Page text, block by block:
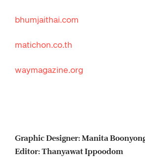
bhumjaithai.com
matichon.co.th
waymagazine.org
Graphic Designer: Manita
Editor: Thanyawat Ippoodom